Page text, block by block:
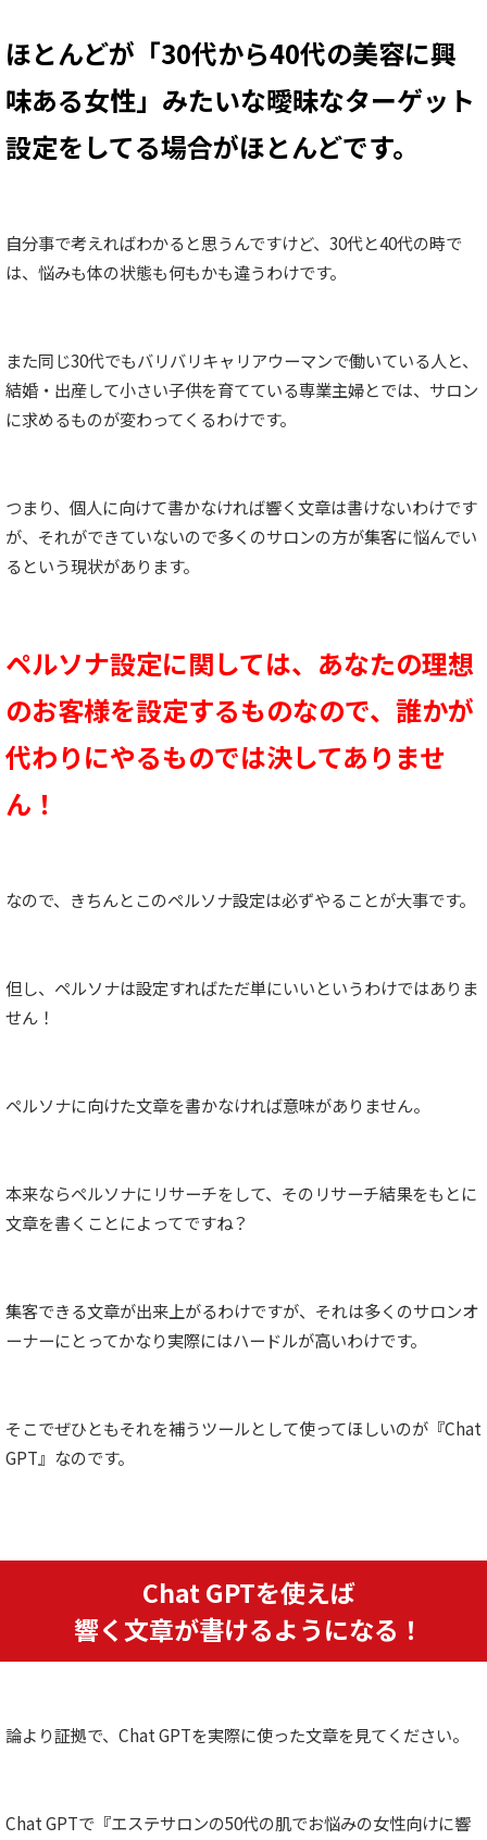
ほとんどが「30代から40代の美容に興
味ある女性」みたいな曖昧なターゲット
設定をしてる場合がほとんどです。
自分事で考えればわかると思うんですけど、30代と40代の時で
は、悩みも体の状態も何もかも違うわけです。
また同じ30代でもバリバリキャリアウーマンで働いている人と、
結婚・出産して小さい子供を育てている専業主婦とでは、サロン
に求めるものが変わってくるわけです。
つまり、個人に向けて書かなければ響く文章は書けないわけです
が、それができていないので多くのサロンの方が集客に悩んでい
るという現状があります。
ペルソナ設定に関しては、あなたの理想
のお客様を設定するものなので、誰かが
代わりにやるものでは決してありませ
ん！
なので、きちんとこのペルソナ設定は必ずやることが大事です。
但し、ペルソナは設定すればただ単にいいというわけではありま
せん！
ペルソナに向けた文章を書かなければ意味がありません。
本来ならペルソナにリサーチをして、そのリサーチ結果をもとに
文章を書くことによってですね？
集客できる文章が出来上がるわけですが、それは多くのサロンオ
ーナーにとってかなり実際にはハードルが高いわけです。
そこでぜひともそれを補うツールとして使ってほしいのが『Chat
GPT』なのです。
Chat GPTを使えば
響く文章が書けるようになる！
論より証拠で、Chat GPTを実際に使った文章を見てください。
Chat GPTで『エステサロンの50代の肌でお悩みの女性向けに響